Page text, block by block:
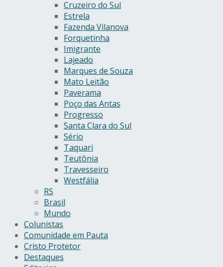
Cruzeiro do Sul
Estrela
Fazenda Vilanova
Forquetinha
Imigrante
Lajeado
Marques de Souza
Mato Leitão
Paverama
Poço das Antas
Progresso
Santa Clara do Sul
Sério
Taquari
Teutônia
Travesseiro
Westfália
RS
Brasil
Mundo
Colunistas
Comunidade em Pauta
Cristo Protetor
Destaques